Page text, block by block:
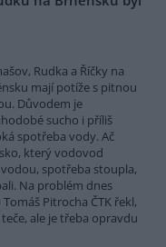
Rudka a Říčky na
mají potíže s pitnou
Důvodem je
sucho i příliš
spotřeba vody. Ač
který vodovod
spotřeba stoupla,
Na problém dnes
Pitrocha ČTK řekl,
ale je třeba opravdu